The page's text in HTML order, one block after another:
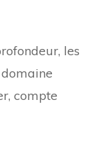
les
compte